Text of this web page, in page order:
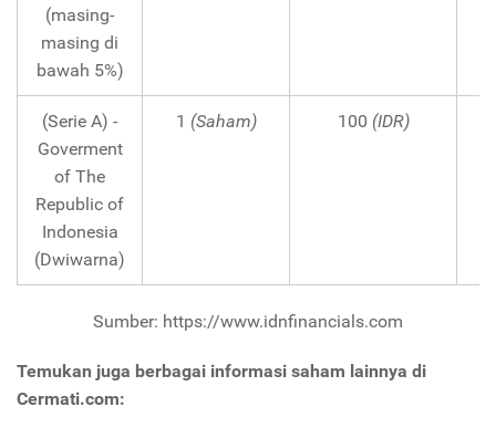
(masing-
masing di
bawah 5%)
(Serie A) -
Goverment
of The
Republic of
Indonesia
(Dwiwarna)
1 (Saham) 100 (IDR)
Sumber: https://www.idnfinancials.com
Temukan juga berbagai informasi saham lainnya di
Cermati.com: